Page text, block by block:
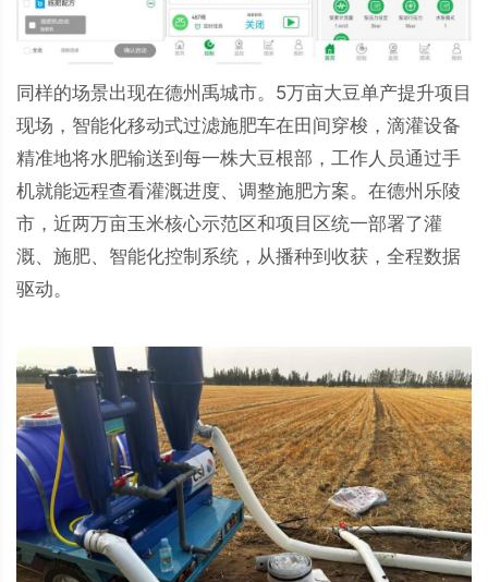
同样的场景出现在德州禹城市。5万亩大豆单产提升项目
现场，智能化移动式过滤施肥车在田间穿梭，滴灌设备
精准地将水肥输送到每一株大豆根部，工作人员通过手
机就能远程查看灌溉进度、调整施肥方案。在德州乐陵
市，近两万亩玉米核心示范区和项目区统一部署了灌
溉、施肥、智能化控制系统，从播种到收获，全程数据
驱动。